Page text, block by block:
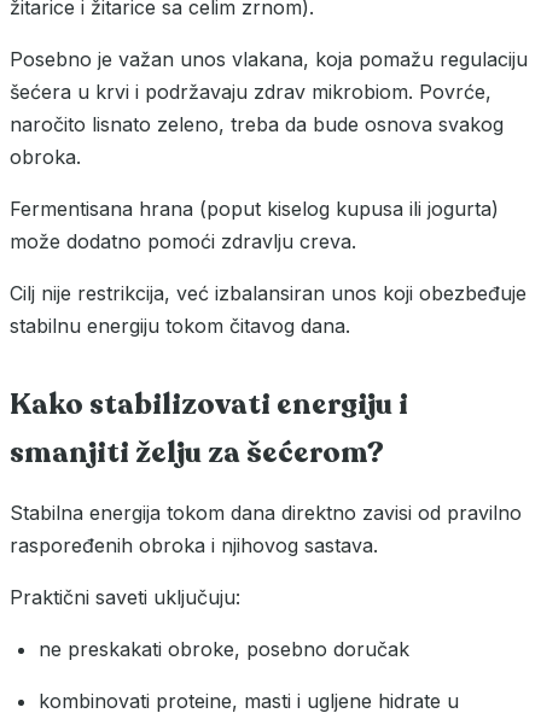
žitarice i žitarice sa celim zrnom).
Posebno je važan unos vlakana, koja pomažu regulaciju
šećera u krvi i podržavaju zdrav mikrobiom. Povrće,
naročito lisnato zeleno, treba da bude osnova svakog
obroka.
Fermentisana hrana (poput kiselog kupusa ili jogurta)
može dodatno pomoći zdravlju creva.
Cilj nije restrikcija, već izbalansiran unos koji obezbeđuje
stabilnu energiju tokom čitavog dana.
Kako stabilizovati energiju i
smanjiti želju za šećerom?
Stabilna energija tokom dana direktno zavisi od pravilno
raspoređenih obroka i njihovog sastava.
Praktični saveti uključuju:
ne preskakati obroke, posebno doručak
kombinovati proteine, masti i ugljene hidrate u